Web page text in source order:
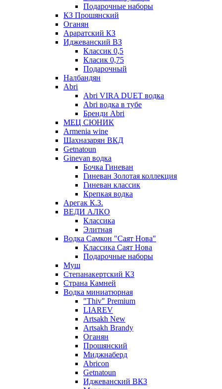
Подарочные наборы
КЗ Прошянский
Оганян
Араратский КЗ
Иджеванский ВЗ
Классик 0,5
Класик 0,75
Подарочный
Налбандян
Abri
Abri VIRA DUET водка
Abri водка в тубе
Бренди Abri
МЕЦ СЮНИК
Armenia wine
Шахназарян ВКД
Getnatoun
Ginevan водка
Бочка Гиневан
Гиневан Золотая коллекция
Гиневан классик
Крепкая водка
Арегак К.З.
ВЕДИ АЛКО
Классика
Элитная
Водка Самкон "Саят Нова"
Классика Саят Нова
Подарочные наборы
Муш
Степанакертский КЗ
Страна Камней
Водка миниатюрная
"Thiv" Premium
LIAREV
Artsakh New
Artsakh Brandy
Оганян
Прошянский
Миджнаберд
Abricon
Getnatoun
Иджеванский ВКЗ